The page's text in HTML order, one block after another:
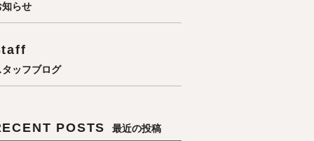
らせ
ッフブログ
POSTS 最近の投稿